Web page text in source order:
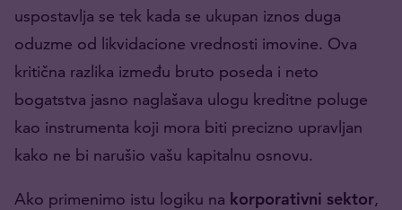
uspostavlja se tek kada se ukupan iznos duga
oduzme od likvidacione vrednosti imovine. Ova
kritična razlika između bruto poseda i neto
bogatstva jasno naglašava ulogu kreditne poluge
kao instrumenta koji mora biti precizno upravljan
kako ne bi narušio vašu kapitalnu osnovu.
Ako primenimo istu logiku na korporativni sektor,